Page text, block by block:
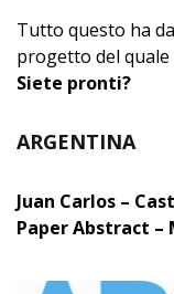
Tutto questo ha
progetto del
Siete pronti?
ARGENTINA
Juan Carlos –
Paper Abstract –